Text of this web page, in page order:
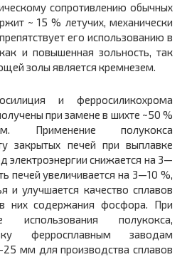
сопротивлению обычных
~ 15 % летучих, механически
его использованию в
и повышенная зольность, так
золы является кремнезем.
и ферросиликохрома
при замене в шихте ~50 %
Применение полукокса
закрытых печей при выплавке
электроэнергии снижается на 3—
печей увеличивается на 3—10 %,
и улучшается качество сплавов
них содержания фосфора. При
использования полукокса,
ферросплавным заводам
мм для производства сплавов